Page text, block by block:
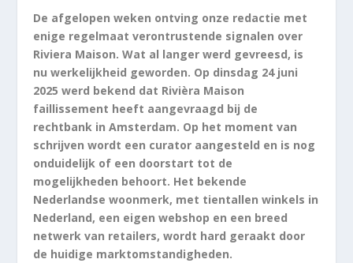
De afgelopen weken ontving onze redactie met
enige regelmaat verontrustende signalen over
Riviera Maison. Wat al langer werd gevreesd, is
nu werkelijkheid geworden. Op dinsdag 24 juni
2025 werd bekend dat Rivièra Maison
faillissement heeft aangevraagd bij de
rechtbank in Amsterdam. Op het moment van
schrijven wordt een curator aangesteld en is nog
onduidelijk of een doorstart tot de
mogelijkheden behoort. Het bekende
Nederlandse woonmerk, met tientallen winkels in
Nederland, een eigen webshop en een breed
netwerk van retailers, wordt hard geraakt door
de huidige marktomstandigheden.